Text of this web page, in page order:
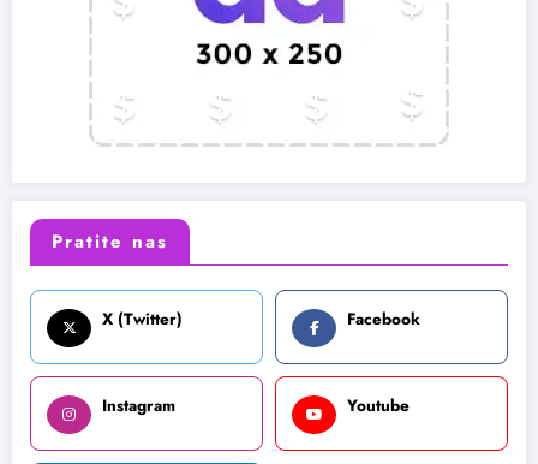
Pratite nas
X (Twitter) Facebook
Instagram Youtube